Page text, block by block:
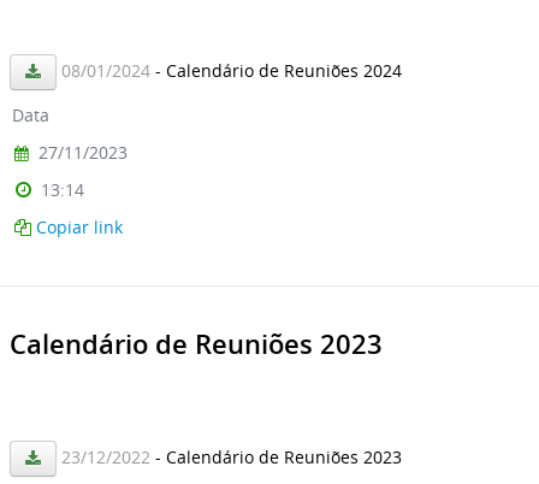
08/01/2024 - Calendário de Reuniões 2024
Data
27/11/2023
13:14
Copiar link
Calendário de Reuniões 2023
23/12/2022 - Calendário de Reuniões 2023